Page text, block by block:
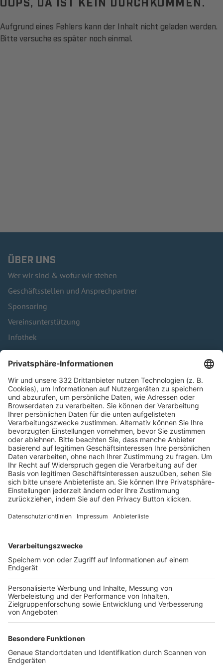
Aufgrund eines Fehlers kann der Inhalt nicht geladen werden.
Bitte versuche es später noch einmal.
ÜBER UNS
Wer wir sind & wofür wir stehen
Geschäftsstellen und Ansprechpartner
Sponsoring
Vereinsunterstützung
Infothek
Kontakt
HÄUFIG BESUCHTE SEITEN
Pässe und Vereinswechsel
Trainerausbildung
Schulungsangebot Vereinsmitarbeiter
BFV-Geschäftsstellen
Trainerbörse
Login SpielPlus
FOLGE DEM BFV
TOP-VEREINE
TOP-PARTNER